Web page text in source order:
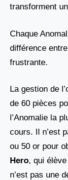
transforment
Chaque
différence
frustrante.
La gestion de
de 60 pièces
l’Anomalie la
cours. Il n’est
ou 50 or pour
Hero, qui
n’est pas une